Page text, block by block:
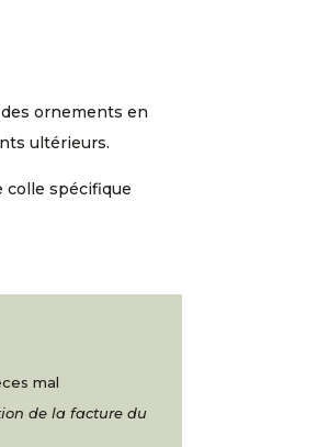
ornements en
ultérieurs.
colle spécifique
mal
de la facture du